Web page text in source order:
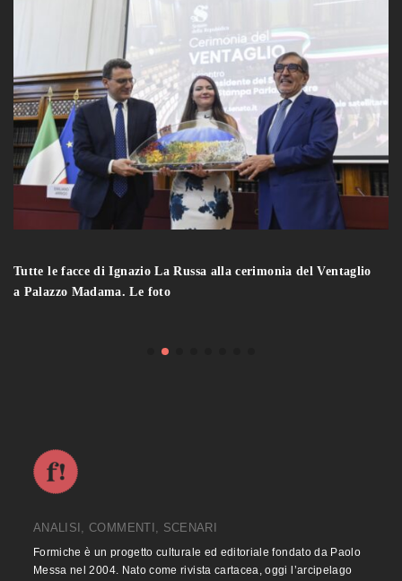
Tutte le facce di Ignazio La Russa alla cerimonia del Ventaglio
a Palazzo Madama. Le foto
ANALISI, COMMENTI, SCENARI
Formiche è un progetto culturale ed editoriale fondato da Paolo
Messa nel 2004. Nato come rivista cartacea, oggi l’arcipelago